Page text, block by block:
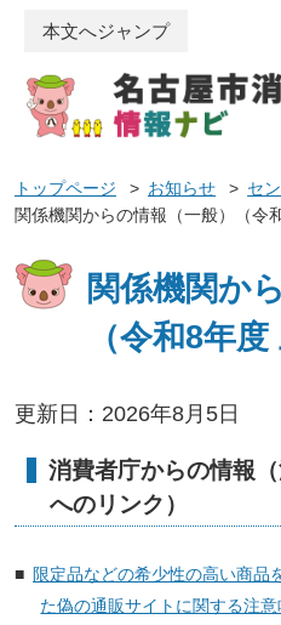
本文へジャンプ
トップページ > お知らせ > セ
関係機関からの情報（一般）（令
関係機関か
（令和8年度
更新日：2026年8月5日
消費者庁からの情報
へのリンク）
限定品などの希少性の高い商品
た偽の通販サイトに関する注意